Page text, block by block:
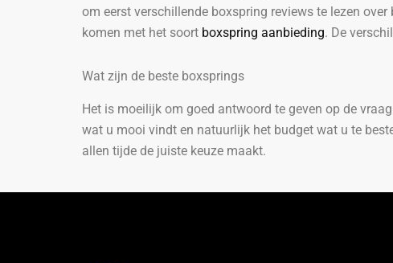
om eerst verschillende boxspring reviews te lezen
komen met het soort boxspring aanbieding. De
Wat zijn de beste boxsprings
Het is moeilijk om goed antwoord te geven op de
wat u mooi vindt en natuurlijk het budget wat u te
allen tijde de juiste keuze maakt.